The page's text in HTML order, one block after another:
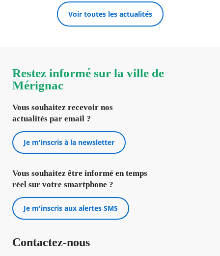
Voir toutes les actualités
Restez informé sur la ville de
Mérignac
Vous souhaitez recevoir nos
actualités par email ?
Je m'inscris à la newsletter
Vous souhaitez être informé en temps
réel sur votre smartphone ?
Je m'inscris aux alertes SMS
Contactez-nous